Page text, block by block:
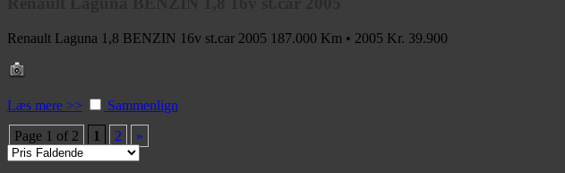
Renault Laguna 1,8 BENZIN 16v st.car 2005 187.000 Km • 2005 Kr. 39.900
Læs mere >>
Sammenlign
Page 1 of 2
1 2 »